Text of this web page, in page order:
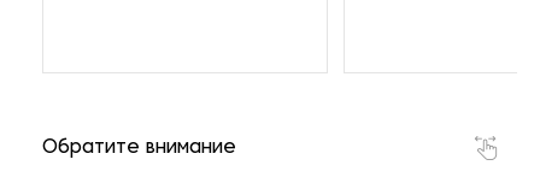
Обратите внимание